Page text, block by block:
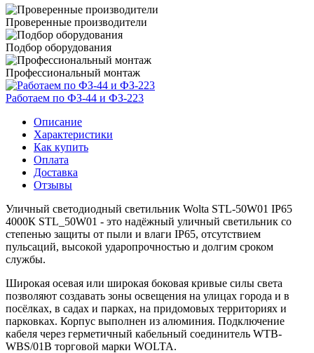
Проверенные производители
Подбор оборудования
Профессиональный монтаж
Работаем по ФЗ-44 и ФЗ-223
Описание
Характеристики
Как купить
Оплата
Доставка
Отзывы
Уличный светодиодный светильник Wolta STL-50W01 IP65
4000К STL_50W01 - это надёжный уличный светильник со
степенью защиты от пыли и влаги IP65, отсутствием
пульсаций, высокой ударопрочностью и долгим сроком
службы.
Широкая осевая или широкая боковая кривые силы света
позволяют создавать зоны освещения на улицах города и в
посёлках, в садах и парках, на придомовых территориях и
парковках. Корпус выполнен из алюминия. Подключение
кабеля через герметичный кабельный соединитель WTB-
WBS/01B торговой марки WOLTA.